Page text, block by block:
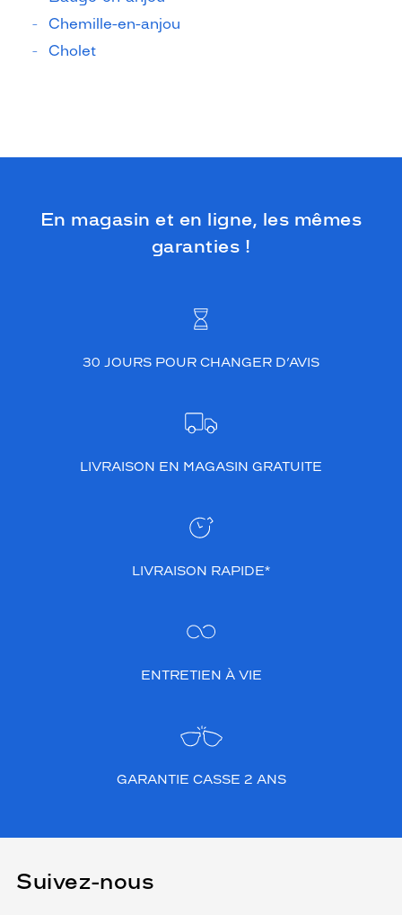
Chemille-en-anjou
Cholet
En magasin et en ligne, les mêmes
garanties !
30 JOURS POUR CHANGER D’AVIS
LIVRAISON EN MAGASIN GRATUITE
LIVRAISON RAPIDE*
ENTRETIEN À VIE
GARANTIE CASSE 2 ANS
Suivez-nous